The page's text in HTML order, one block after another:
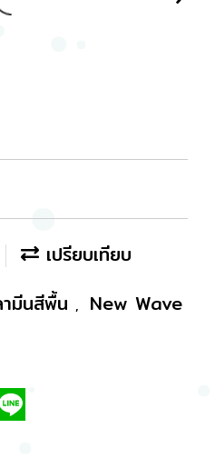
เปรียบเทียบ
มีนสีพื้น , New Wave